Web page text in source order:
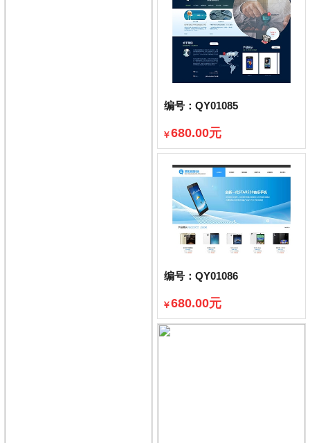
已售出370件
编号：QY01085
￥680.00元
已售出360件
编号：QY01086
￥680.00元